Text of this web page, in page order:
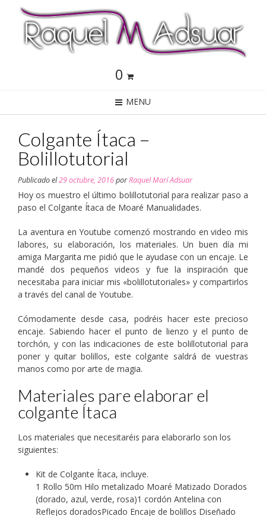
0
MENU
Colgante Ítaca –
Bolillotutorial
Publicado el29 octubre, 2016porRaquel Marí Adsuar
Hoy os muestro el último bolillotutorial para realizar paso a
paso el Colgante Ítaca de Moaré Manualidades.
La aventura en Youtube comenzó mostrando en video mis
labores, su elaboración, los materiales. Un buen día mi
amiga Margarita me pidió que le ayudase con un encaje. Le
mandé dos pequeños videos y fue la inspiración que
necesitaba para iniciar mis «bolillotutoriales» y compartirlos
a través del canal de Youtube.
Cómodamente desde casa, podréis hacer este precioso
encaje. Sabiendo hacer el punto de lienzo y el punto de
torchón, y con las indicaciones de este bolillotutorial para
poner y quitar bolillos, este colgante saldrá de vuestras
manos como por arte de magia.
Materiales pare elaborar el
colgante Ítaca
Los materiales que necesitaréis para elaborarlo son los
siguientes:
Kit de Colgante Ítaca, incluye.
1 Rollo 50m Hilo metalizado Moaré Matizado Dorados
(dorado, azul, verde, rosa)1 cordón Antelina con
Reflejos doradosPicado Encaje de bolillos Diseñado